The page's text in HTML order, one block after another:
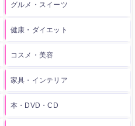
グルメ・スイーツ
健康・ダイエット
コスメ・美容
家具・インテリア
本・DVD・CD